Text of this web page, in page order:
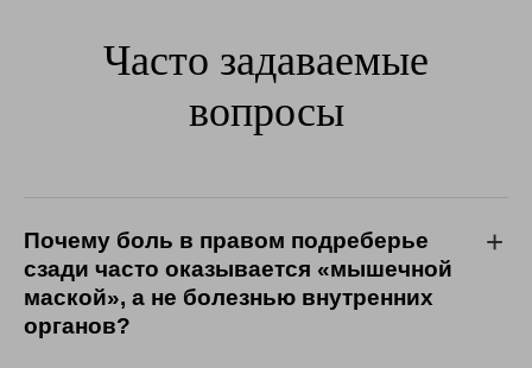
Часто задаваемые
вопросы
Почему боль в правом подреберье
сзади часто оказывается «мышечной
маской», а не болезнью внутренних
органов?